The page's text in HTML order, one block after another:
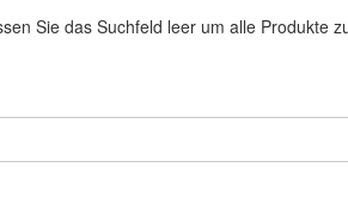
Sie das Suchfeld leer um alle Produkte